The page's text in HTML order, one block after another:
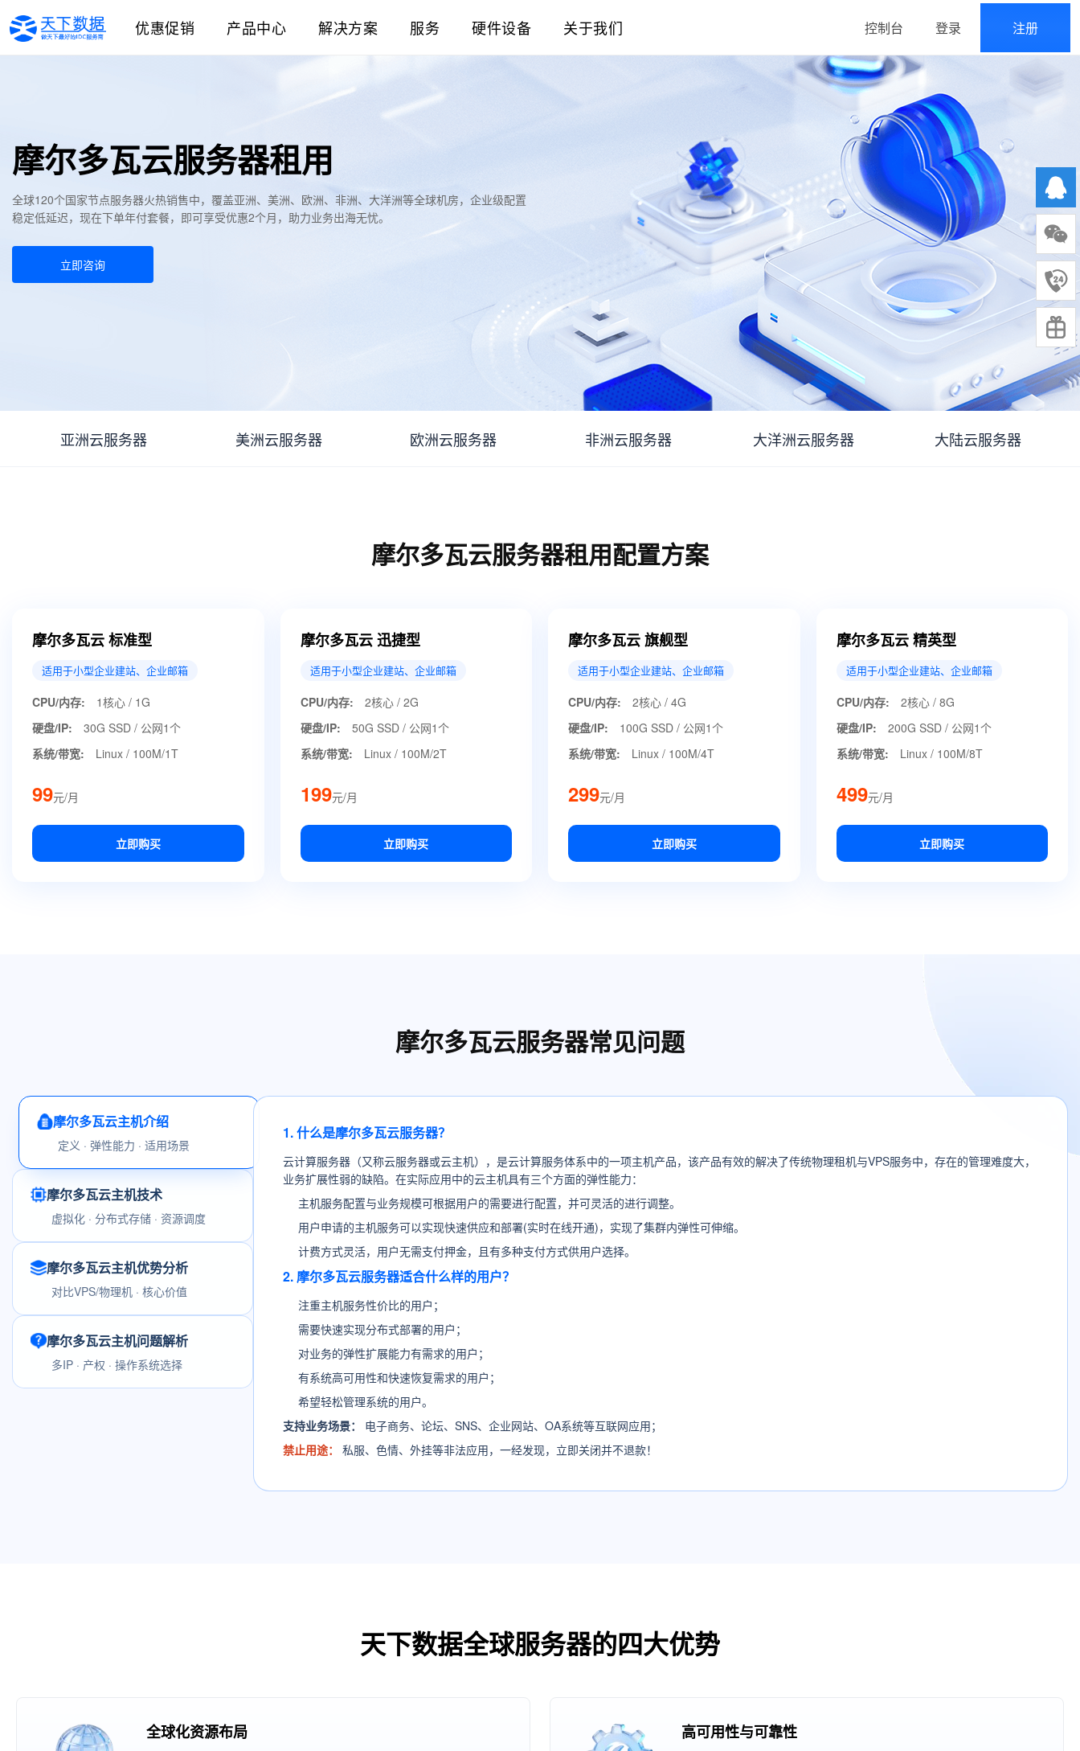
优惠促销 产品中心 解决方案 服务 硬件设备 关于我们 控制台 登录 注册
摩尔多瓦云服务器租用
全球120个国家节点服务器火热销售中，覆盖亚洲、美洲、欧洲、非洲、大洋洲等全球机房，企业级配置
稳定低延迟，现在下单年付套餐，即可享受优惠2个月，助力业务出海无忧。
立即咨询
亚洲云服务器 美洲云服务器 欧洲云服务器 非洲云服务器 大洋洲云服务器 大陆云服务器
摩尔多瓦云服务器租用配置方案
摩尔多瓦云 标准型
适用于小型企业建站、企业邮箱
CPU/内存:
1核心 / 1G
硬盘/IP:
30G SSD / 公网1个
系统/带宽:
Linux / 100M/1T
99元/月
立即购买
摩尔多瓦云 迅捷型
适用于小型企业建站、企业邮箱
CPU/内存:
2核心 / 2G
硬盘/IP:
50G SSD / 公网1个
系统/带宽:
Linux / 100M/2T
199元/月
立即购买
摩尔多瓦云 旗舰型
适用于小型企业建站、企业邮箱
CPU/内存:
2核心 / 4G
硬盘/IP:
100G SSD / 公网1个
系统/带宽:
Linux / 100M/4T
299元/月
立即购买
摩尔多瓦云 精英型
适用于小型企业建站、企业邮箱
CPU/内存:
2核心 / 8G
硬盘/IP:
200G SSD / 公网1个
系统/带宽:
Linux / 100M/8T
499元/月
立即购买
摩尔多瓦云服务器常见问题
摩尔多瓦云主机介绍
定义 · 弹性能力 · 适用场景
摩尔多瓦云主机技术
虚拟化 · 分布式存储 · 资源调度
摩尔多瓦云主机优势分析
对比VPS/物理机 · 核心价值
摩尔多瓦云主机问题解析
多IP · 产权 · 操作系统选择
1. 什么是摩尔多瓦云服务器？
云计算服务器（又称云服务器或云主机），是云计算服务体系中的一项主机产品，该产品有效的解决了传统物理租机与VPS服务中，存在的管理难度大，
业务扩展性弱的缺陷。在实际应用中的云主机具有三个方面的弹性能力：
主机服务配置与业务规模可根据用户的需要进行配置，并可灵活的进行调整。
用户申请的主机服务可以实现快速供应和部署(实时在线开通)，实现了集群内弹性可伸缩。
计费方式灵活，用户无需支付押金，且有多种支付方式供用户选择。
2. 摩尔多瓦云服务器适合什么样的用户？
注重主机服务性价比的用户；
需要快速实现分布式部署的用户；
对业务的弹性扩展能力有需求的用户；
有系统高可用性和快速恢复需求的用户；
希望轻松管理系统的用户。
支持业务场景：
电子商务、论坛、SNS、企业网站、OA系统等互联网应用；
禁止用途：
私服、色情、外挂等非法应用，一经发现，立即关闭并不退款！
天下数据全球服务器的四大优势
全球化资源布局 高可用性与可靠性